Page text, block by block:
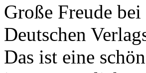
Große Freude
Deutschen
Das ist eine